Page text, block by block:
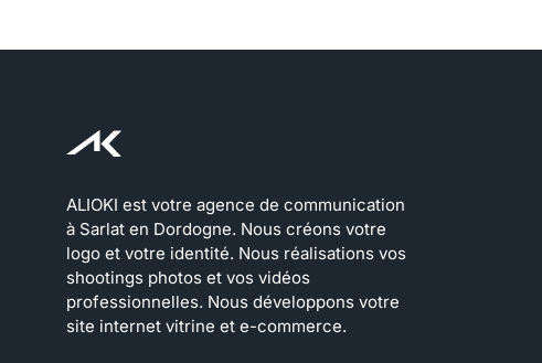
ALIOKI est votre agence de communication
à Sarlat en Dordogne. Nous créons votre
logo et votre identité. Nous réalisations vos
shootings photos et vos vidéos
professionnelles. Nous développons votre
site internet vitrine et e-commerce.